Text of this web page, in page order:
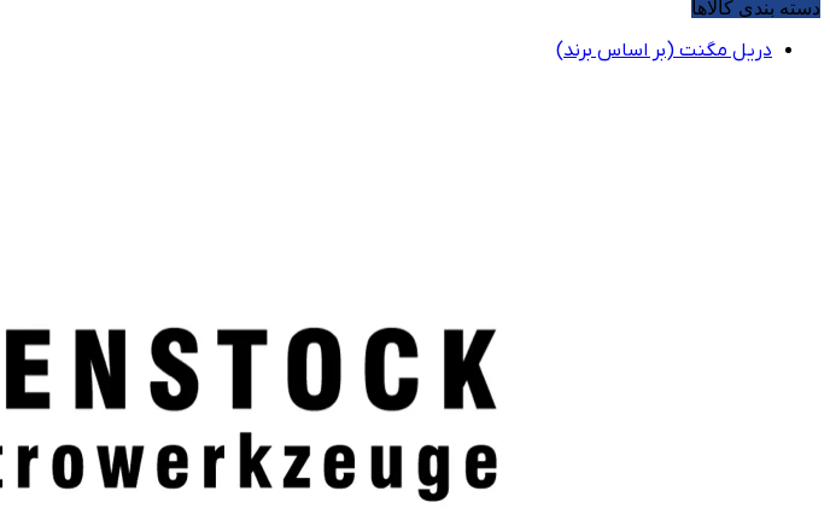
دسته بندی کالاها
دریل مگنت (بر اساس برند)